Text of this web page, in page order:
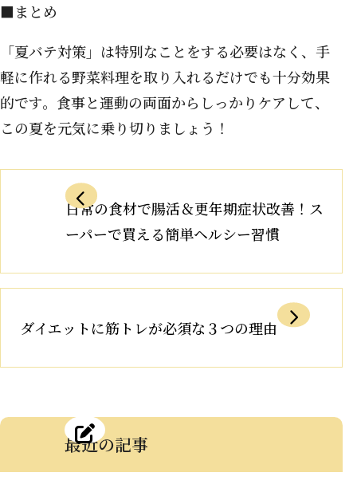
■まとめ
「夏バテ対策」は特別なことをする必要はなく、手
軽に作れる野菜料理を取り入れるだけでも十分効果
的です。食事と運動の両面からしっかりケアして、
この夏を元気に乗り切りましょう！
日常の食材で腸活＆更年期症状改善！ス
ーパーで買える簡単ヘルシー習慣
ダイエットに筋トレが必須な３つの理由
最近の記事